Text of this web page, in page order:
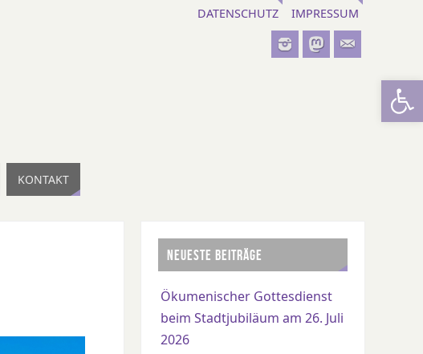
DATENSCHUTZ IMPRESSUM
KONTAKT
NEUESTE BEITRÄGE
Ökumenischer Gottesdienst
beim Stadtjubiläum am 26. Juli
2026